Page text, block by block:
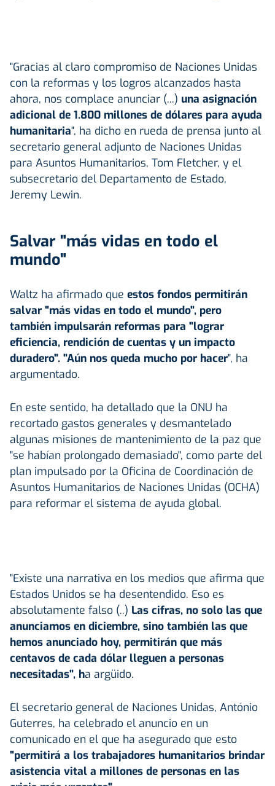
"Gracias al claro compromiso de Naciones Unidas
con la reformas y los logros alcanzados hasta
ahora, nos complace anunciar (...) una asignación
adicional de 1.800 millones de dólares para ayuda
humanitaria", ha dicho en rueda de prensa junto al
secretario general adjunto de Naciones Unidas
para Asuntos Humanitarios, Tom Fletcher, y el
subsecretario del Departamento de Estado,
Jeremy Lewin.
Salvar "más vidas en todo el
mundo"
Waltz ha afirmado que estos fondos permitirán
salvar "más vidas en todo el mundo", pero
también impulsarán reformas para "lograr
eficiencia, rendición de cuentas y un impacto
duradero". "Aún nos queda mucho por hacer", ha
argumentado.
En este sentido, ha detallado que la ONU ha
recortado gastos generales y desmantelado
algunas misiones de mantenimiento de la paz que
"se habían prolongado demasiado", como parte del
plan impulsado por la Oficina de Coordinación de
Asuntos Humanitarios de Naciones Unidas (OCHA)
para reformar el sistema de ayuda global.
"Existe una narrativa en los medios que afirma que
Estados Unidos se ha desentendido. Eso es
absolutamente falso (..) Las cifras, no solo las que
anunciamos en diciembre, sino también las que
hemos anunciado hoy, permitirán que más
centavos de cada dólar lleguen a personas
necesitadas", ha argüido.
El secretario general de Naciones Unidas, António
Guterres, ha celebrado el anuncio en un
comunicado en el que ha asegurado que esto
"permitirá a los trabajadores humanitarios brindar
asistencia vital a millones de personas en las